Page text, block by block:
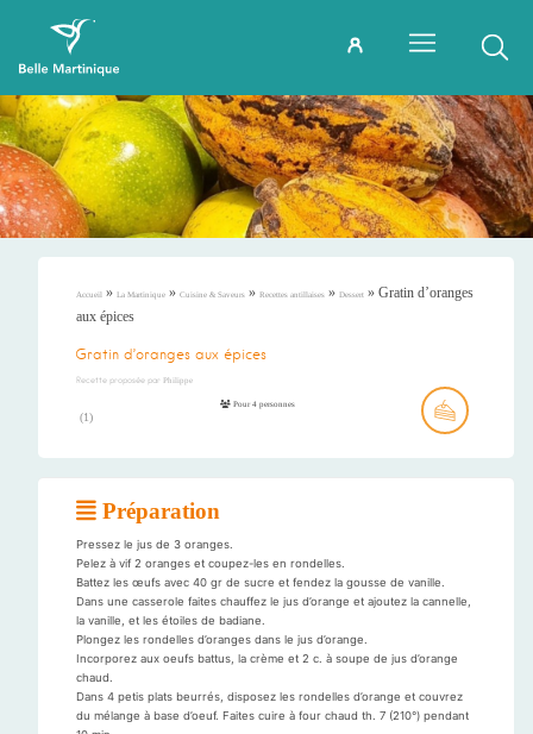
Accueil » La Martinique » Cuisine & Saveurs » Recettes antillaises » Dessert » Gratin d’oranges
aux épices
Gratin d’oranges aux épices
Recette proposée par Philippe
(1)
Pour 4 personnes
Préparation
Pressez le jus de 3 oranges.
Pelez à vif 2 oranges et coupez-les en rondelles.
Battez les œufs avec 40 gr de sucre et fendez la gousse de vanille.
Dans une casserole faites chauffez le jus d’orange et ajoutez la cannelle,
la vanille, et les étoiles de badiane.
Plongez les rondelles d’oranges dans le jus d’orange.
Incorporez aux oeufs battus, la crème et 2 c. à soupe de jus d’orange
chaud.
Dans 4 petis plats beurrés, disposez les rondelles d’orange et couvrez
du mélange à base d’oeuf. Faites cuire à four chaud th. 7 (210°) pendant